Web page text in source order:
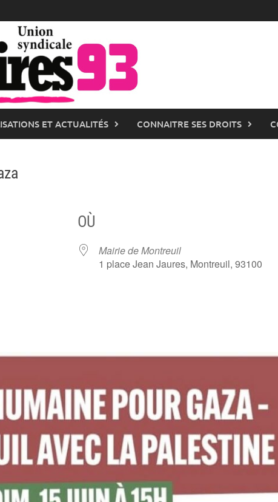
ET ACTUALITÉS CONNAITRE SES DROITS
OÙ
Mairie de Montreuil
1 place Jean Jaures, Montreuil, 93100